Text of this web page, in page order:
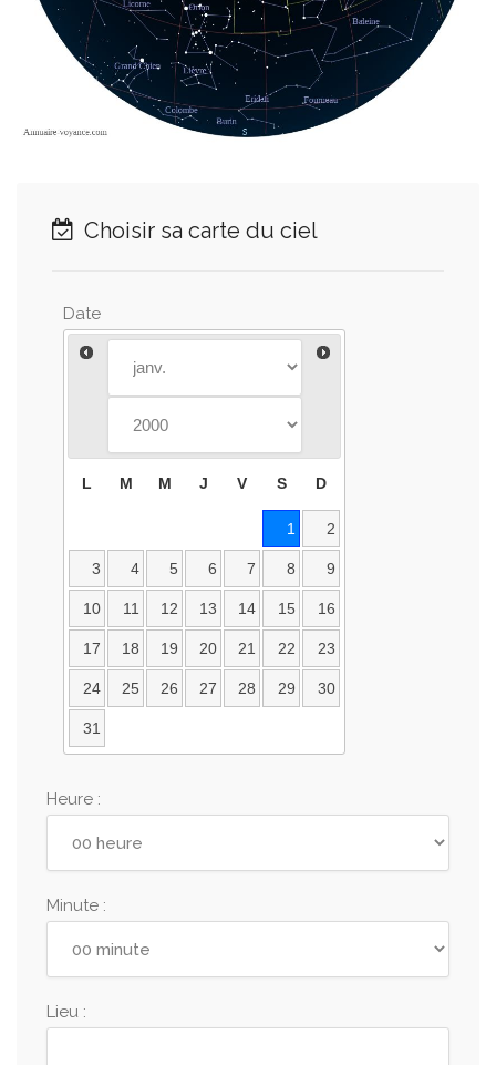
Choisir sa carte du ciel
Date
L M M J V S D
1 2
3 4 5 6 7 8 9
10 11 12 13 14 15 16
17 18 19 20 21 22 23
24 25 26 27 28 29 30
31
Heure :
Minute :
Lieu :